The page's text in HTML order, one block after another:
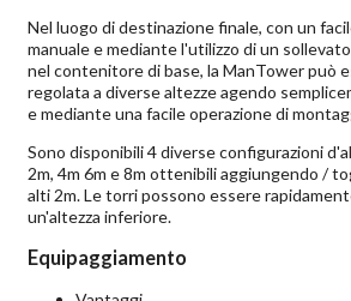
Nel luogo di destinazione finale, con un
manuale e mediante l'utilizzo di un
nel contenitore di base, la ManTower può
regolata a diverse altezze agendo
e mediante una facile operazione di
Sono disponibili 4 diverse configurazioni
2m, 4m 6m e 8m ottenibili aggiungendo /
alti 2m. Le torri possono essere
un'altezza inferiore.
Equipaggiamento